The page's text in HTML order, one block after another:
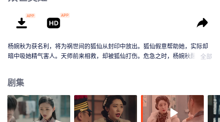
杨婉秋为获名利，将为祸世间的狐仙从封印中放出。狐仙假意帮助她，实际却
暗中吸她精气害人。天师前来相救，却被狐仙打伤。危急之时，杨婉秋醒悟发
全部
剧集